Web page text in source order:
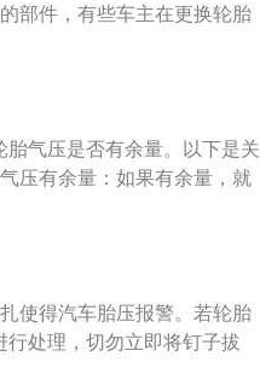
部件，有些车主在更换轮胎
更换轮胎时只会更换两个前
间使用会出现老化现象，建
程较少也要更换。因为长时
要看好生产日期。
气压是否有余量。以下是关
压有余量：如果有余量，就
车速不能过高，不能大于60
斤顶和卸螺栓的扳手等。利
时间使用。换上备胎以后，
使得汽车胎压报警。若轮胎
处理，切勿立即将钉子拔